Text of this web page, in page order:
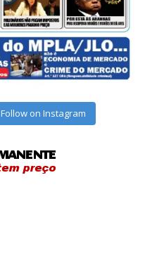
Follow on Instagram